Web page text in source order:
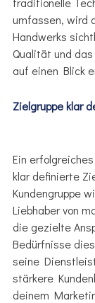
umfassen, wird
Handwerks
Qualität und
auf einen Blick
Zielgruppe klar
Ein
klar definierte
Kundengruppe
Liebhaber von
die gezielte
Bedürfnisse
seine
stärkere
deinem